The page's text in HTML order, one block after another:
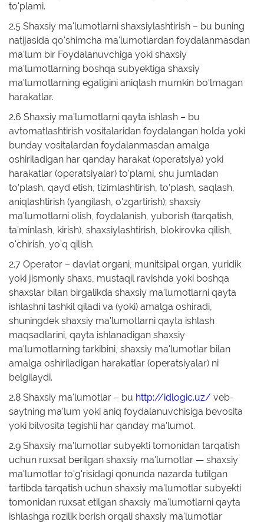
to'plami.
2.5 Shaxsiy ma'lumotlarni shaxsiylashtirish – bu buning
natijasida qo'shimcha ma'lumotlardan foydalanmasdan
ma'lum bir Foydalanuvchiga yoki shaxsiy
ma'lumotlarning boshqa subyektiga shaxsiy
ma'lumotlarning egaligini aniqlash mumkin bo'lmagan
harakatlar.
2.6 Shaxsiy ma'lumotlarni qayta ishlash – bu
avtomatlashtirish vositalaridan foydalangan holda yoki
bunday vositalardan foydalanmasdan amalga
oshiriladigan har qanday harakat (operatsiya) yoki
harakatlar (operatsiyalar) to'plami, shu jumladan
to'plash, qayd etish, tizimlashtirish, to'plash, saqlash,
aniqlashtirish (yangilash, o'zgartirish); shaxsiy
ma'lumotlarni olish, foydalanish, yuborish (tarqatish,
ta'minlash, kirish), shaxsiylashtirish, blokirovka qilish,
o'chirish, yo'q qilish.
2.7 Operator – davlat organi, munitsipal organ, yuridik
yoki jismoniy shaxs, mustaqil ravishda yoki boshqa
shaxslar bilan birgalikda shaxsiy ma'lumotlarni qayta
ishlashni tashkil qiladi va (yoki) amalga oshiradi,
shuningdek shaxsiy ma'lumotlarni qayta ishlash
maqsadlarini, qayta ishlanadigan shaxsiy
ma'lumotlarning tarkibini, shaxsiy ma'lumotlar bilan
amalga oshiriladigan harakatlar (operatsiyalar) ni
belgilaydi.
2.8 Shaxsiy ma'lumotlar – bu http://idlogic.uz/ veb-
saytning ma'lum yoki aniq foydalanuvchisiga bevosita
yoki bilvosita tegishli har qanday ma'lumot.
2.9 Shaxsiy ma'lumotlar subyekti tomonidan tarqatish
uchun ruxsat berilgan shaxsiy ma'lumotlar — shaxsiy
ma'lumotlar to'g'risidagi qonunda nazarda tutilgan
tartibda tarqatish uchun shaxsiy ma'lumotlar subyekti
tomonidan ruxsat etilgan shaxsiy ma'lumotlarni qayta
ishlashga rozilik berish orqali shaxsiy ma'lumotlar